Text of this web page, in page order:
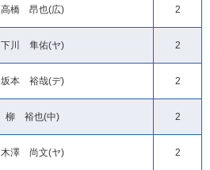
高橋 昂也(広) 2
下川 隼佑(ヤ) 2
坂本 裕哉(デ) 2
柳 裕也(中) 2
木澤 尚文(ヤ) 2